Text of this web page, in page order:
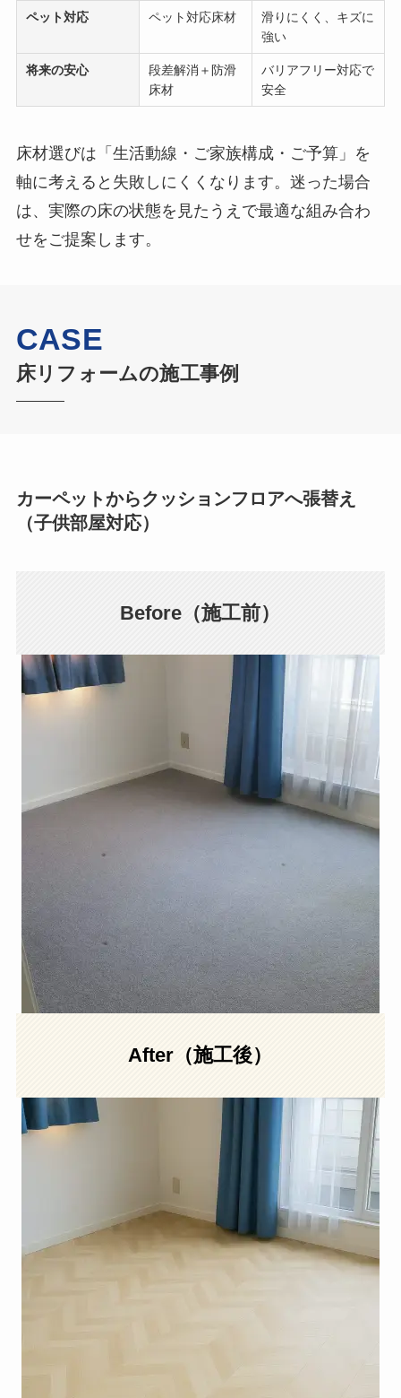
ペット対応 ペット対応床材
滑りにくく、キズに
強い
将来の安心
段差解消＋防滑
床材
バリアフリー対応で
安全
床材選びは「生活動線・ご家族構成・ご予算」を
軸に考えると失敗しにくくなります。迷った場合
は、実際の床の状態を見たうえで最適な組み合わ
せをご提案します。
CASE
床リフォームの施工事例
カーペットからクッションフロアへ張替え
（子供部屋対応）
Before（施工前）
After（施工後）